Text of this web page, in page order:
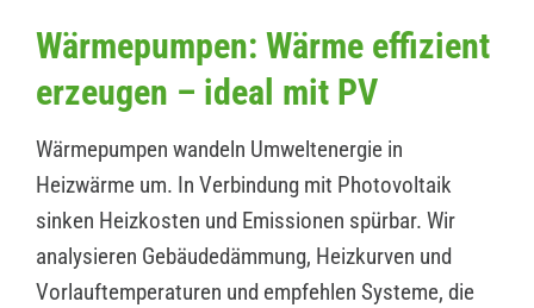
Wärmepumpen: Wärme effizient
erzeugen – ideal mit PV
Wärmepumpen wandeln Umweltenergie in
Heizwärme um. In Verbindung mit Photovoltaik
sinken Heizkosten und Emissionen spürbar. Wir
analysieren Gebäudedämmung, Heizkurven und
Vorlauftemperaturen und empfehlen Systeme, die